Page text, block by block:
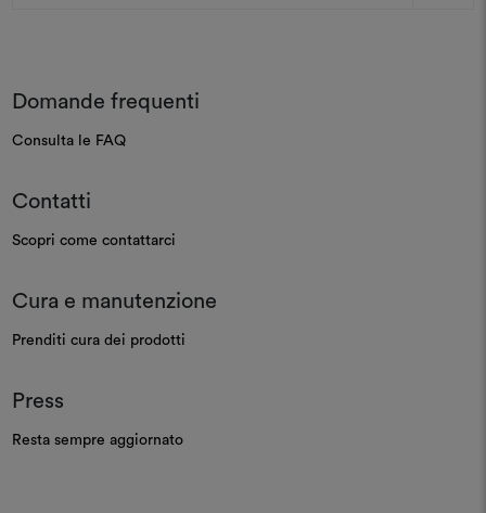
Domande frequenti
Consulta le FAQ
Contatti
Scopri come contattarci
Cura e manutenzione
Prenditi cura dei prodotti
Press
Resta sempre aggiornato